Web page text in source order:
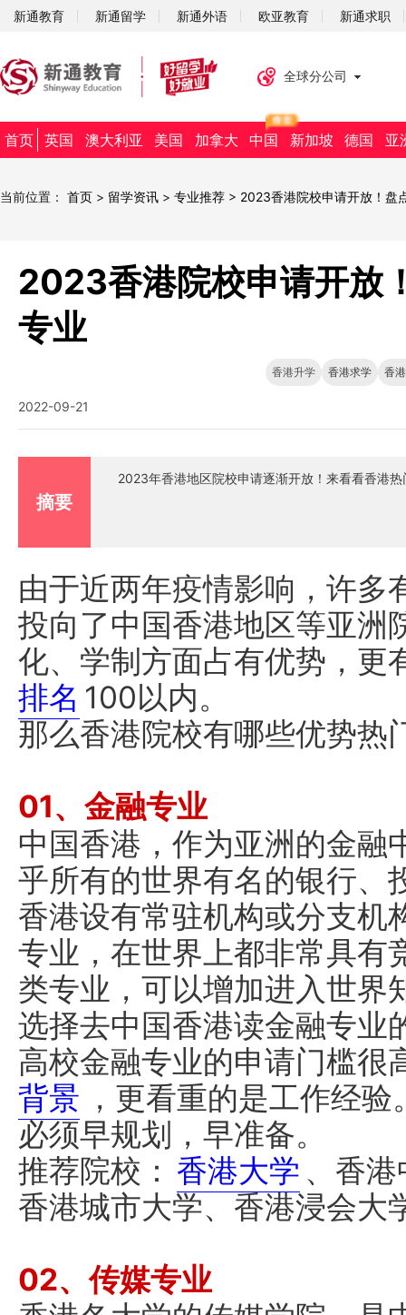
新通教育 新通留学 新通外语 欧亚教育 新通求职
全球分公司
首页 英国 澳大利亚 美国 加拿大 中国 新加坡 德国 亚
当前位置： 首页 > 留学资讯 > 专业推荐 > 2023香港院校申请开放！盘
2023香港院校申请开放
专业
香港升学 香港求学 香
2022-09-21
摘要
2023年香港地区院校申请逐渐开放！来看看香港
由于近两年疫情影响，许多
投向了中国香港地区等亚洲
化、学制方面占有优势，更
排名 100以内。
那么香港院校有哪些优势热
01、金融专业
中国香港，作为亚洲的金融
乎所有的世界有名的银行、
香港设有常驻机构或分支机
专业，在世界上都非常具有
类专业，可以增加进入世界
选择去中国香港读金融专业
高校金融专业的申请门槛很
背景 ，更看重的是工作经
必须早规划，早准备。
推荐院校： 香港大学 、香
香港城市大学、香港浸会大
02、传媒专业